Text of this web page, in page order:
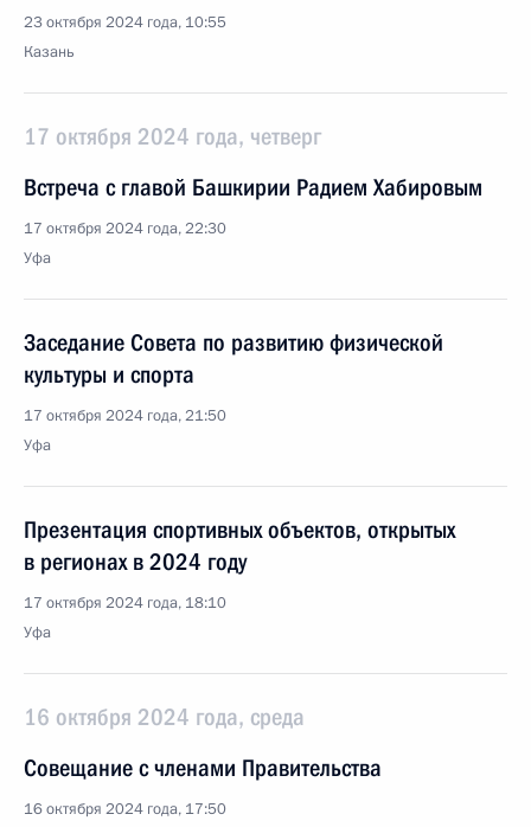
23 октября 2024 года, 10:55
Казань
17 октября 2024 года, четверг
Встреча с главой Башкирии Радием Хабировым
17 октября 2024 года, 22:30
Уфа
Заседание Совета по развитию физической
культуры и спорта
17 октября 2024 года, 21:50
Уфа
Презентация спортивных объектов, открытых
в регионах в 2024 году
17 октября 2024 года, 18:10
Уфа
16 октября 2024 года, среда
Совещание с членами Правительства
16 октября 2024 года, 17:50